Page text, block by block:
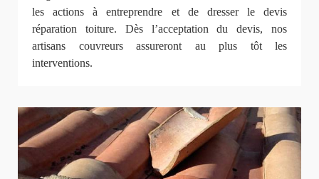
les actions à entreprendre et de dresser le devis
réparation toiture. Dès l’acceptation du devis, nos
artisans couvreurs assureront au plus tôt les
interventions.